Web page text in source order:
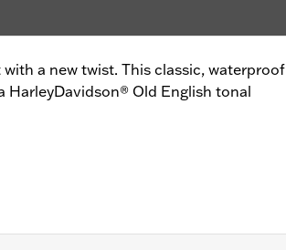
a new twist. This classic, waterproof
HarleyDavidson® Old English tonal